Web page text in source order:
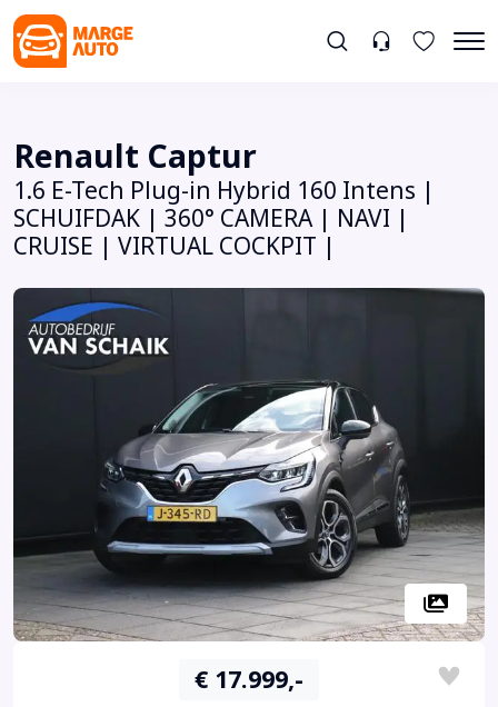
Renault Captur
1.6 E-Tech Plug-in Hybrid 160 Intens |
SCHUIFDAK | 360° CAMERA | NAVI |
CRUISE | VIRTUAL COCKPIT |
€ 17.999,-